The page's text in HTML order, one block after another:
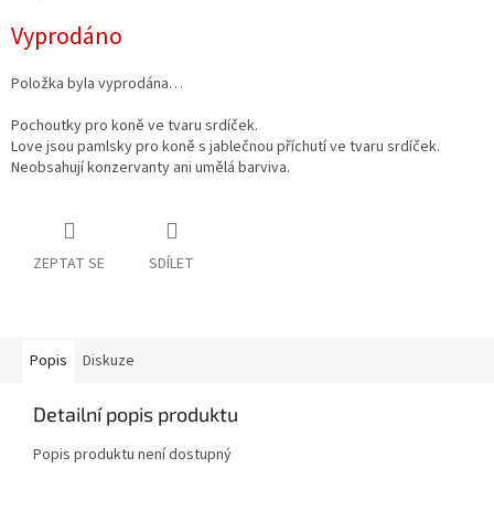
cena:
Vyprodáno
Položka byla vyprodána…
Pochoutky pro koně ve tvaru srdíček.
Love jsou pamlsky pro koně s jablečnou příchutí ve tvaru srdíček.
Neobsahují konzervanty ani umělá barviva.
ZEPTAT SE SDÍLET
Popis Diskuze
Detailní popis produktu
Popis produktu není dostupný